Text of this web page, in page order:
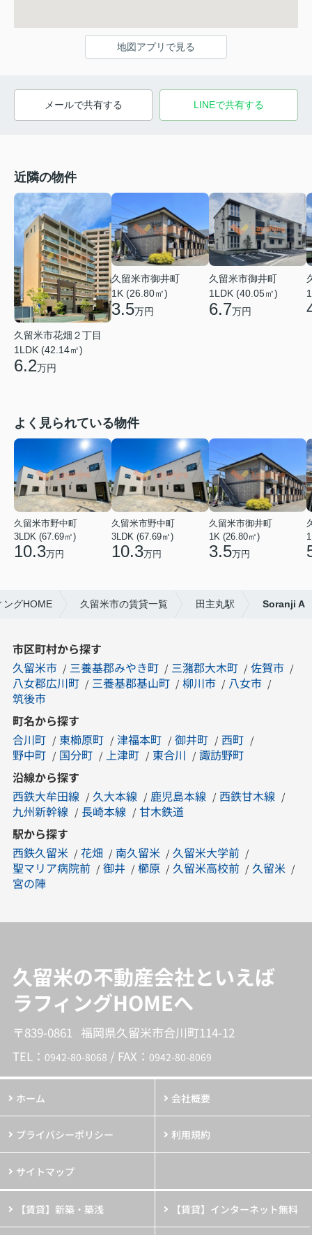
地図アプリで見る
メールで共有する LINEで共有する
近隣の物件
久留米市花畑２丁目
1LDK (42.14㎡)
6.2万円
久留米市御井町
1K (26.80㎡)
3.5万円
久留米市御井町
1LDK (40.05㎡)
6.7万円
よく見られている物件
久留米市野中町
3LDK (67.69㎡)
10.3万円
久留米市野中町
3LDK (67.69㎡)
10.3万円
久留米市御井町
1K (26.80㎡)
3.5万円
ングHOME 久留米市の賃貸一覧 田主丸駅 Soranji A
市区町村から探す
久留米市
三養基郡みやき町 三潴郡大木町
佐賀市
八女郡広川町
三養基郡基山町 柳川市
八女市
筑後市
町名から探す
合川町
東櫛原町 津福本町 御井町
西町
野中町
国分町 上津町 東合川
諏訪野町
沿線から探す
西鉄大牟田線
久大本線 鹿児島本線
西鉄甘木線
九州新幹線
長崎本線
甘木鉄道
駅から探す
西鉄久留米
花畑 南久留米
久留米大学前
聖マリア病院前
御井 櫛原 久留米高校前
久留米
宮の陣
久留米の不動産会社といえば
ラフィングHOMEへ
〒839-0861 福岡県久留米市合川町114-12
TEL： 0942-80-8068 / FAX： 0942-80-8069
ホーム 会社概要
プライバシーポリシー 利用規約
サイトマップ
【賃貸】新築・築浅 【賃貸】インターネット無料